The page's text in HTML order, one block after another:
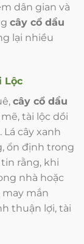
dân gian và
cây cổ dầu
lại nhiều
Lộc
cây cổ dầu
tài lộc dồi
cây xanh
ổn định trong
rằng, khi
nhà hoặc
may mắn
thuận lợi, tài